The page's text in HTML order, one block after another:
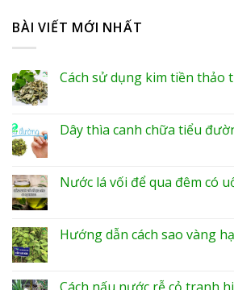
BÀI VIẾT MỚI NHẤT
Cách sử dụng kim tiền thảo
Dây thìa canh chữa tiểu
Nước lá vối để qua đêm có
Hướng dẫn cách sao vàng